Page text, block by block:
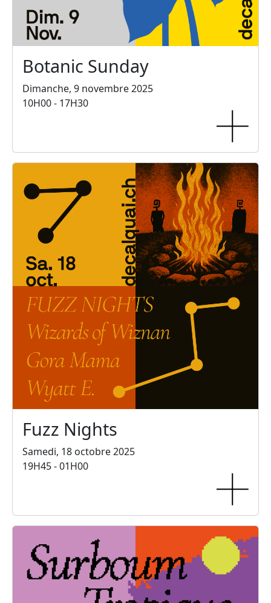
Botanic Sunday
Dimanche, 9 novembre 2025
10H00 - 17H30
Fuzz Nights
Samedi, 18 octobre 2025
19H45 - 01H00